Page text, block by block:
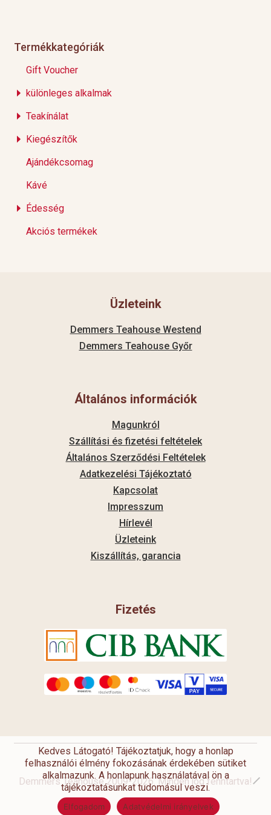
Termékkategóriák
Gift Voucher
különleges alkalmak
Teakínálat
Kiegészítők
Ajándékcsomag
Kávé
Édesség
Akciós termékek
Üzleteink
Demmers Teahouse Westend
Demmers Teahouse Győr
Általános információk
Magunkról
Szállítási és fizetési feltételek
Általános Szerződési Feltételek
Adatkezelési Tájékoztató
Kapcsolat
Impresszum
Hírlevél
Üzleteink
Kiszállítás, garancia
Fizetés
Demmers Teahouse 2009-2026. Minden jog fenntartva!
Kedves Látogató! Tájékoztatjuk, hogy a honlap
felhasználói élmény fokozásának érdekében sütiket
alkalmazunk. A honlapunk használatával ön a
tájékoztatásunkat tudomásul veszi.
Elfogadom Adatvédelmi irányelvek